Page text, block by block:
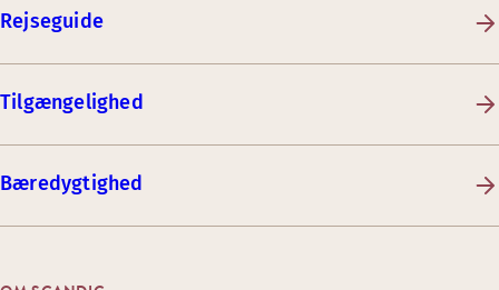
Rejseguide
Tilgængelighed
Bæredygtighed